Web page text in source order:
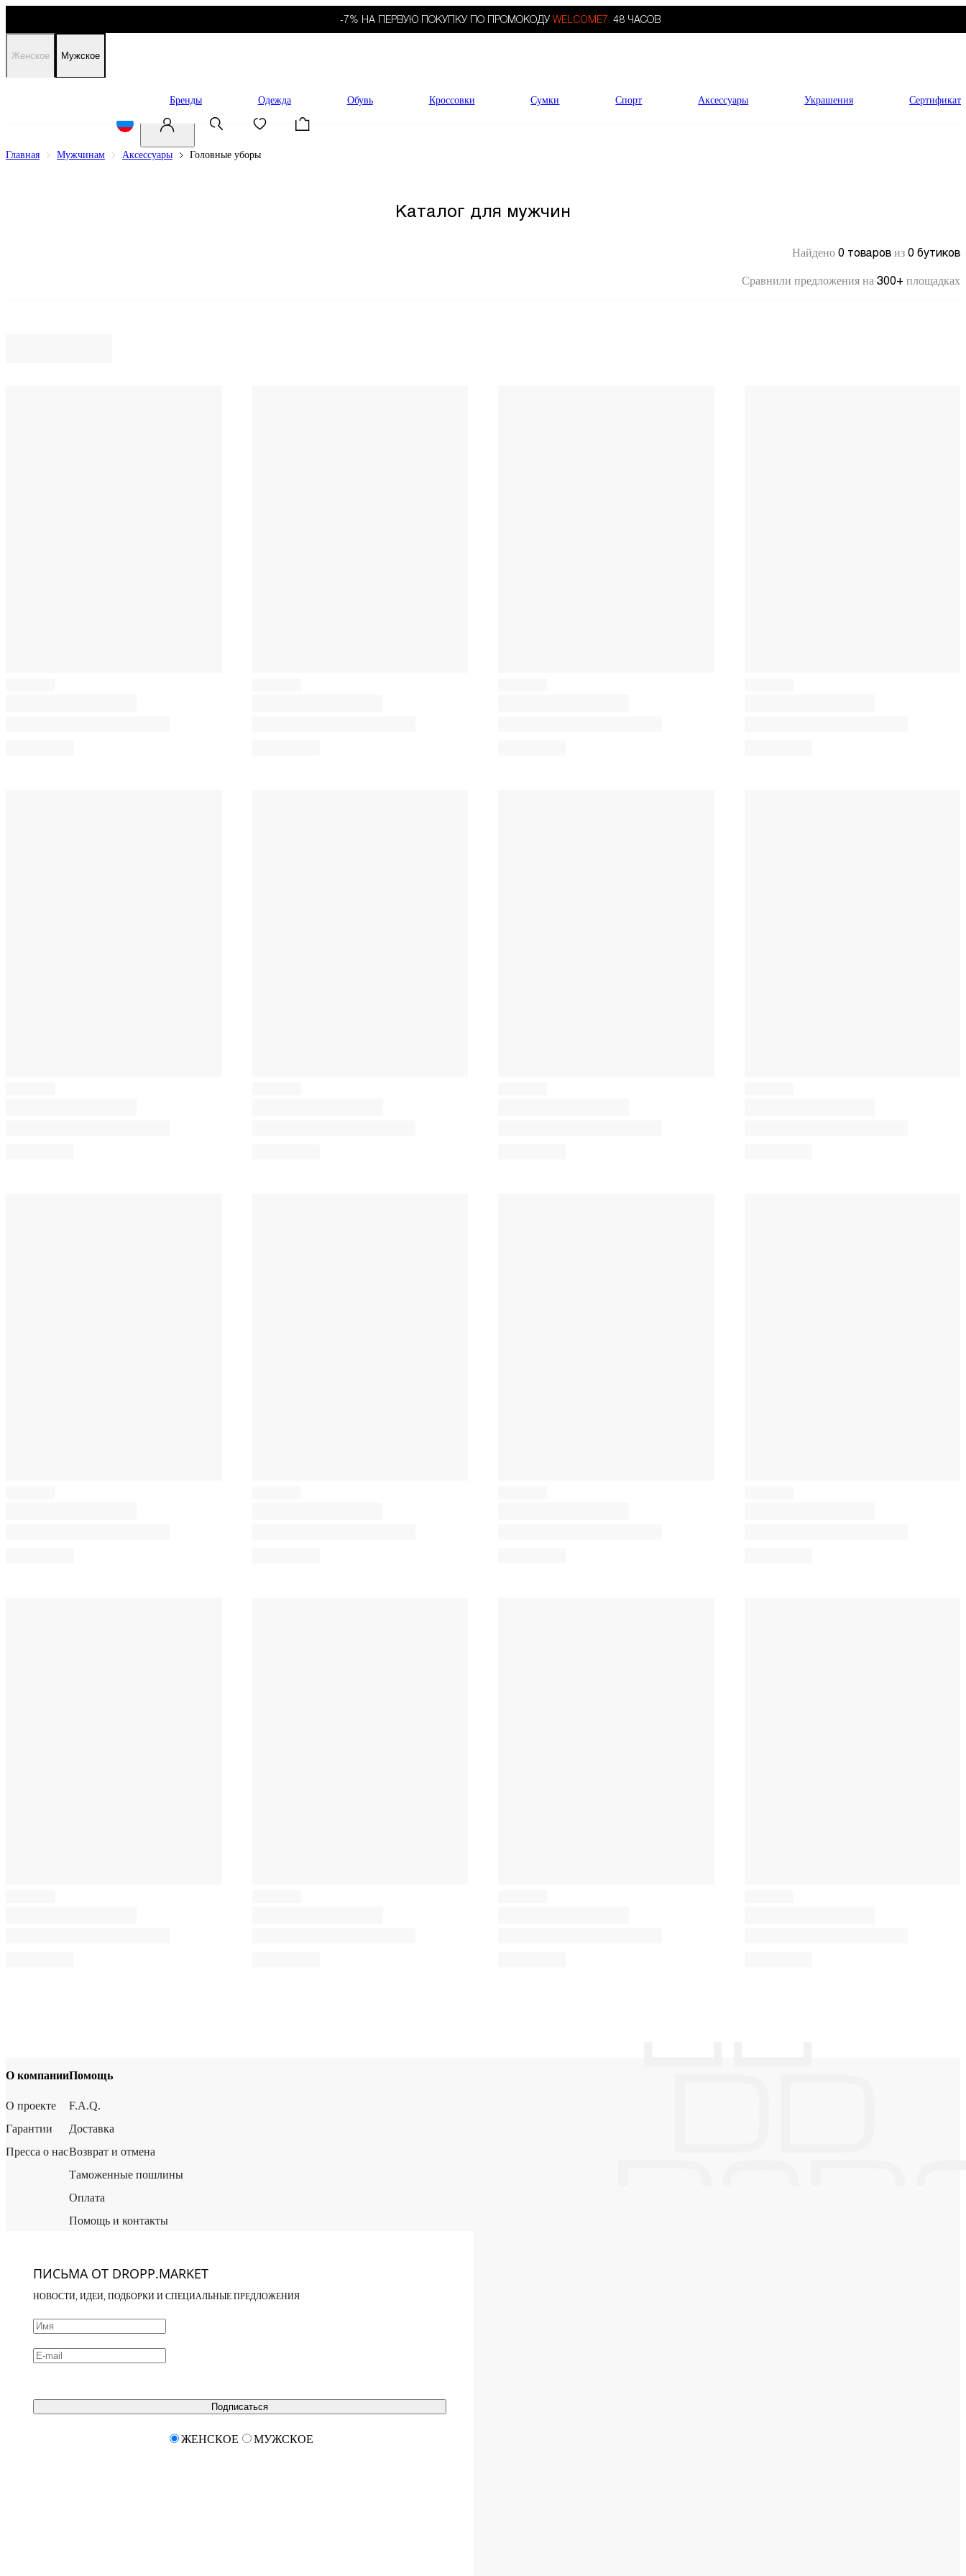
-7% НА ПЕРВУЮ ПОКУПКУ ПО ПРОМОКОДУ WELCOME7. 48 ЧАСОВ
Женское Мужское
Бренды Одежда Обувь Кроссовки Сумки Спорт Аксессуары Украшения Сертификат
Главная Мужчинам Аксессуары Головные уборы
Каталог для мужчин
Найдено 0 товаров из 0 бутиков
Сравнили предложения на 300+ площадках
О компании
О проекте
Гарантии
Пресса о нас
Помощь
F.A.Q.
Доставка
Возврат и отмена
Таможенные пошлины
Оплата
Помощь и контакты
ПИСЬМА ОТ DROPP.MARKET
НОВОСТИ, ИДЕИ, ПОДБОРКИ И СПЕЦИАЛЬНЫЕ ПРЕДЛОЖЕНИЯ
Подписаться
ЖЕНСКОЕ МУЖСКОЕ